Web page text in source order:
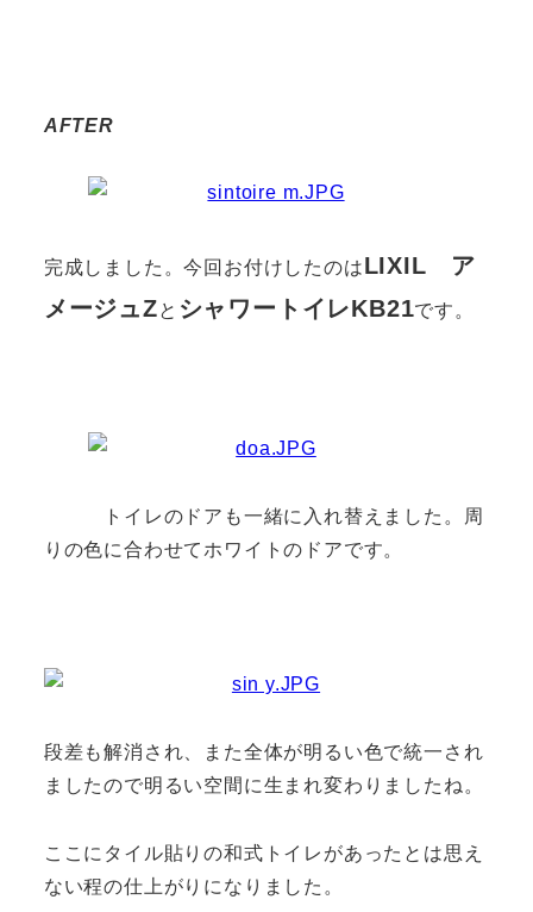
AFTER
完成しました。今回お付けしたのはLIXIL ア
メージュZと シャワートイレKB21です。
トイレのドアも一緒に入れ替えました。周
りの色に合わせてホワイトのドアです。
段差も解消され、また全体が明るい色で統一され
ましたので明るい空間に生まれ変わりましたね。
ここにタイル貼りの和式トイレがあったとは思え
ない程の仕上がりになりました。